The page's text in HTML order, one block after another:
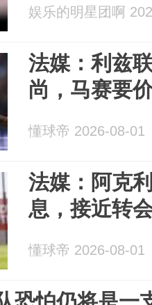
娱乐的明星团啊
法媒：利兹
尚，马赛要
懂球帝 2026-08-01
法媒：阿克
息，接近转
懂球帝 2026-08-01